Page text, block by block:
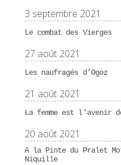
3 septembre 2021
Le combat des Vierges
27 août 2021
Les naufragés d’Ogoz
21 août 2021
La femme est l’avenir
20 août 2021
A la Pinte du Pralet
Niquille